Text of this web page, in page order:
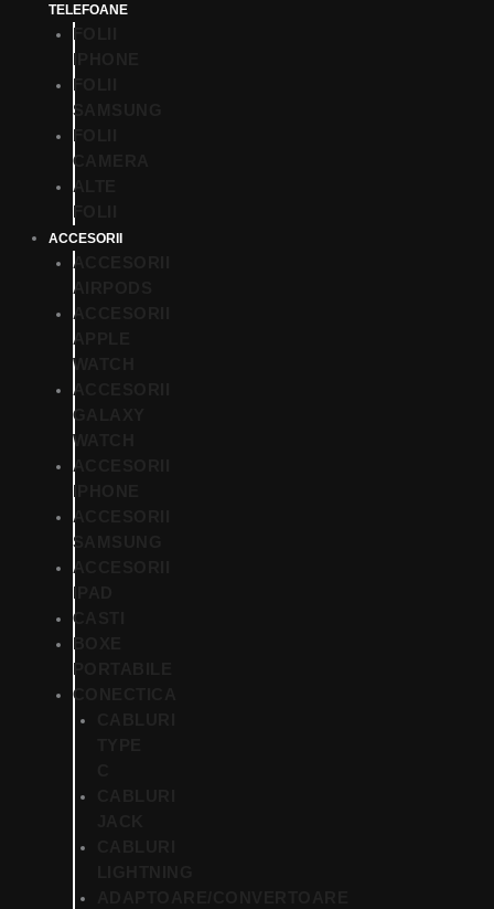
TELEFOANE
FOLII
IPHONE
FOLII
SAMSUNG
FOLII
CAMERA
ALTE
FOLII
ACCESORII
ACCESORII
AIRPODS
ACCESORII
APPLE
WATCH
ACCESORII
GALAXY
WATCH
ACCESORII
IPHONE
ACCESORII
SAMSUNG
ACCESORII
IPAD
CASTI
BOXE
PORTABILE
CONECTICA